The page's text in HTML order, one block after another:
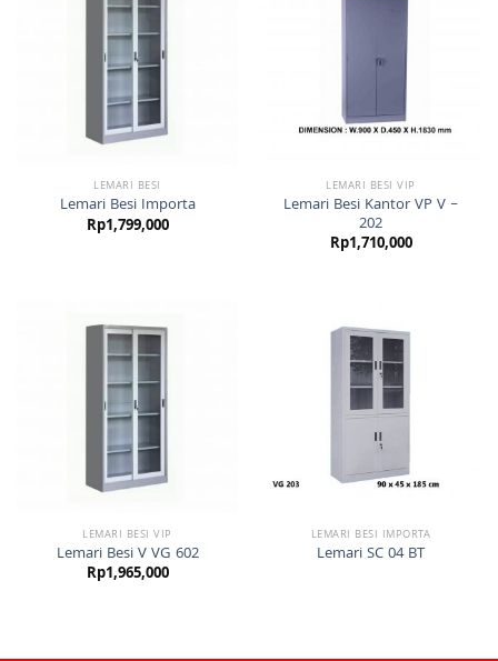
LEMARI BESI
Lemari Besi Importa
Rp1,799,000
LEMARI BESI VIP
Lemari Besi Kantor VP V –
202
Rp1,710,000
LEMARI BESI VIP
Lemari Besi V VG 602
Rp1,965,000
LEMARI BESI IMPORTA
Lemari SC 04 BT